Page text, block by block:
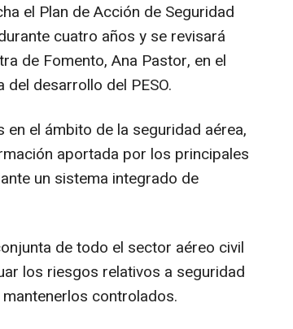
el Plan de Acción de Seguridad
cuatro años y se revisará
de Fomento, Ana Pastor, en el
desarrollo del PESO.
en el ámbito de la seguridad aérea,
aportada por los principales
un sistema integrado de
de todo el sector aéreo civil
los riesgos relativos a seguridad
controlados.